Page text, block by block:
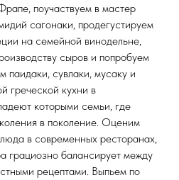
поучаствуем в мастер
сагонаки, продегустируем
на семейной винодельне,
сыров и попробуем
сувлаки, мусаку и
греческой кухни в
которыми семьи, где
в поколение. Оценим
в современных ресторанах,
грациозно балансирует между
рецептами. Выпьем по